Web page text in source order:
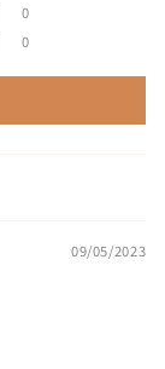
0
0
09/05/2023